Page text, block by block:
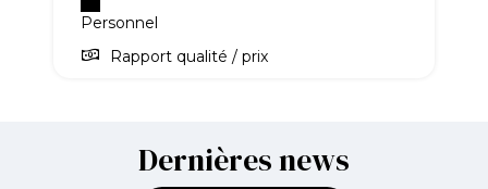
Personnel
Rapport qualité / prix
Dernières news